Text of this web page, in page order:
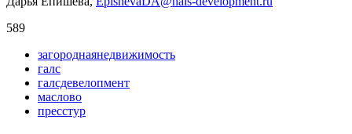
589
загороднаянедвижимость
галс
галсдевелопмент
маслово
пресстур